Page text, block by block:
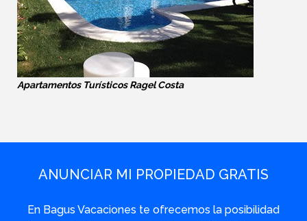
Apartamentos Turísticos Ragel Costa
ANUNCIAR MI PROPIEDAD GRATIS
En Bagus Vacaciones te ofrecemos la posibilidad